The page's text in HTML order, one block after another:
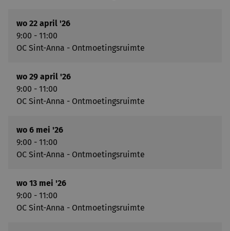
wo 22 april '26
9:00 - 11:00
OC Sint-Anna - Ontmoetingsruimte
wo 29 april '26
9:00 - 11:00
OC Sint-Anna - Ontmoetingsruimte
wo 6 mei '26
9:00 - 11:00
OC Sint-Anna - Ontmoetingsruimte
wo 13 mei '26
9:00 - 11:00
OC Sint-Anna - Ontmoetingsruimte